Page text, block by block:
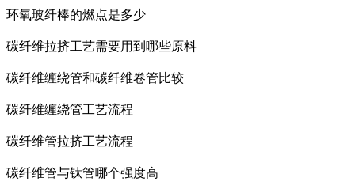
环氧玻纤棒的燃点是多少
碳纤维拉挤工艺需要用到哪些原料
碳纤维缠绕管和碳纤维卷管比较
碳纤维缠绕管工艺流程
碳纤维管拉挤工艺流程
碳纤维管与钛管哪个强度高